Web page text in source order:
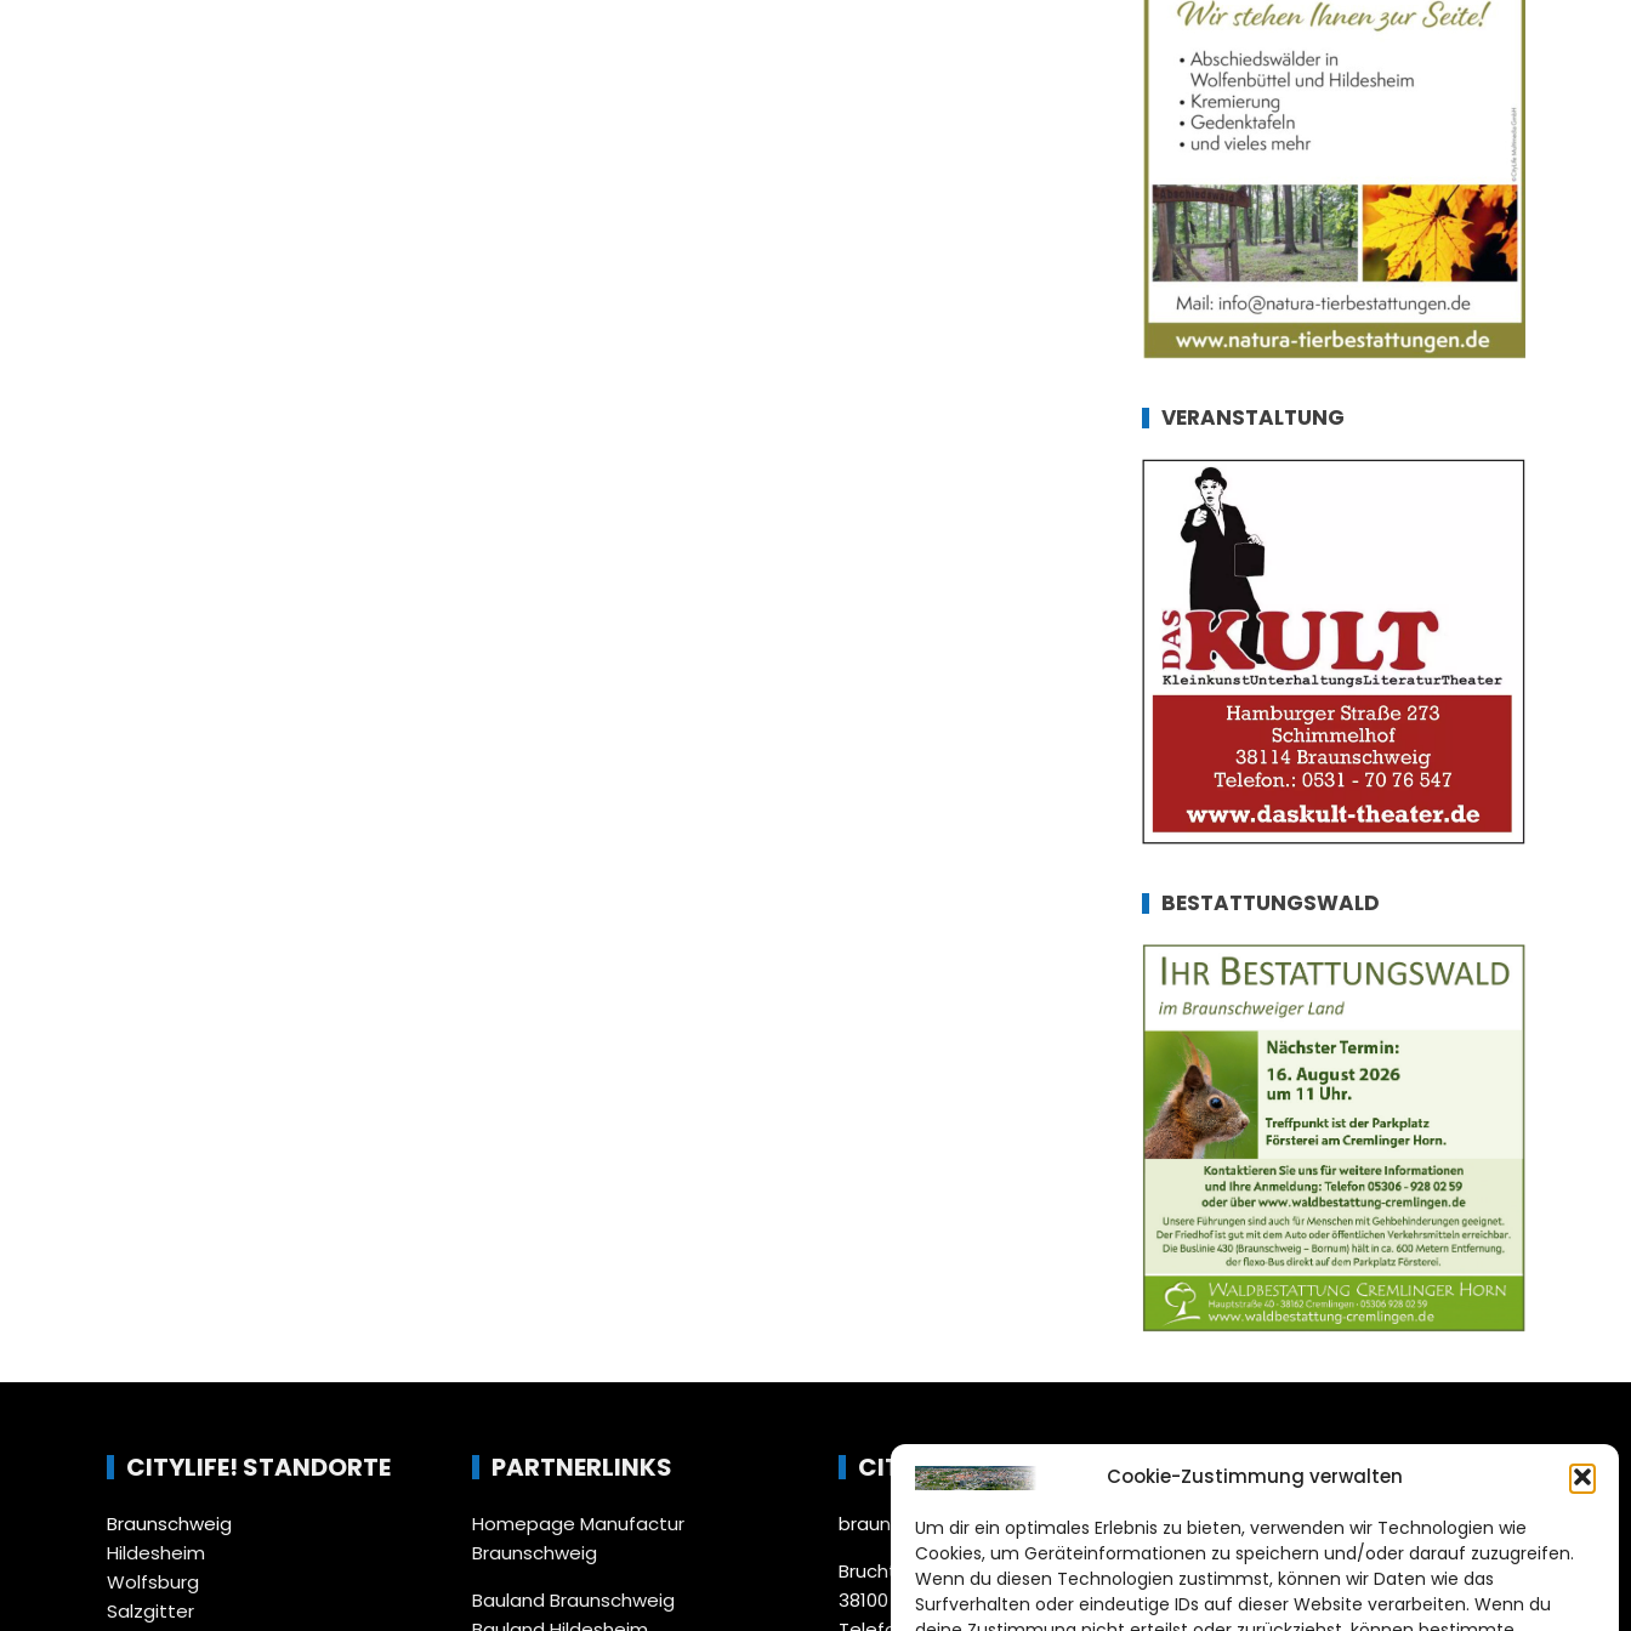
Cookie-Zustimmung verwalten
Um dir ein optimales Erlebnis zu bieten, verwenden wir Technologien wie
Cookies, um Geräteinformationen zu speichern und/oder darauf zuzugreifen.
Wenn du diesen Technologien zustimmst, können wir Daten wie das
Surfverhalten oder eindeutige IDs auf dieser Website verarbeiten. Wenn du
VERANSTALTUNG
BESTATTUNGSWALD
CITYLIFE! STANDORTE
Braunschweig
Hildesheim
Wolfsburg
Salzgitter
PARTNERLINKS
Homepage Manufactur
Braunschweig
Bauland Braunschweig
CITYLIFE!
braunschweig@citylifemedien.de
Bruchtorwall 12
38100 Braunschweig
DAS STADTMAGAZIN
FÜR BRAUNSCHWEIG
Impressum
Datenschutzerklärung
Cookie Richtlinie